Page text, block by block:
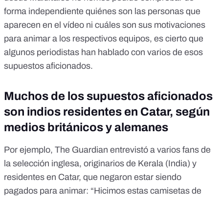
forma independiente quiénes son las personas que
aparecen en el vídeo ni cuáles son sus motivaciones
para animar a los respectivos equipos, es cierto que
algunos periodistas han hablado con varios de esos
supuestos aficionados.
Muchos de los supuestos aficionados
son indios residentes en Catar, según
medios británicos y alemanes
Por ejemplo, The Guardian entrevistó a varios fans de
la selección inglesa, originarios de Kerala (India) y
residentes en Catar, que negaron estar siendo
pagados para animar: “Hicimos estas camisetas de